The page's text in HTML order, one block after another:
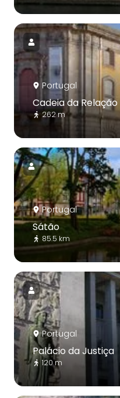
Portugal
Cadeia da Relação
262 m
Portugal
Sátão
85.5 km
Portugal
Palácio da Justiça
120 m